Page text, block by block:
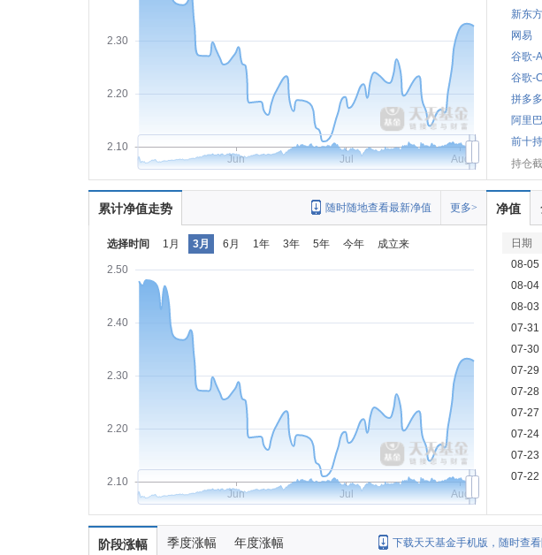
2.10
2.20
2.30
Jun Jul Aug
新东方
网易
谷歌-A
谷歌-C
拼多多
阿里
前十
持仓
累计净值走势 更多>
随时随地查看最新净值
选择时间 1月 3月 6月 1年 3年 5年 今年 成立来
2.10
2.20
2.30
2.40
2.50
Jun Jul Aug
净值
日期
08-05
08-04
08-03
07-31
07-30
07-29
07-28
07-27
07-24
07-23
07-22
阶段涨幅 季度涨幅 年度涨幅 下载天天基金手机版，随时查